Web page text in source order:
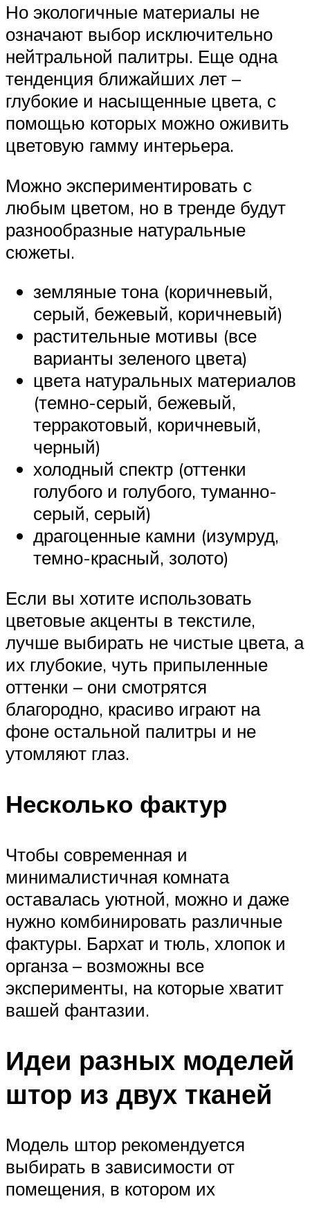
Но экологичные материалы не
означают выбор исключительно
нейтральной палитры. Еще одна
тенденция ближайших лет –
глубокие и насыщенные цвета, с
помощью которых можно оживить
цветовую гамму интерьера.
Можно экспериментировать с
любым цветом, но в тренде будут
разнообразные натуральные
сюжеты.
земляные тона (коричневый,
серый, бежевый, коричневый)
растительные мотивы (все
варианты зеленого цвета)
цвета натуральных материалов
(темно-серый, бежевый,
терракотовый, коричневый,
черный)
холодный спектр (оттенки
голубого и голубого, туманно-
серый, серый)
драгоценные камни (изумруд,
темно-красный, золото)
Если вы хотите использовать
цветовые акценты в текстиле,
лучше выбирать не чистые цвета, а
их глубокие, чуть припыленные
оттенки – они смотрятся
благородно, красиво играют на
фоне остальной палитры и не
утомляют глаз.
Несколько фактур
Чтобы современная и
минималистичная комната
оставалась уютной, можно и даже
нужно комбинировать различные
фактуры. Бархат и тюль, хлопок и
органза – возможны все
эксперименты, на которые хватит
вашей фантазии.
Идеи разных моделей
штор из двух тканей
Модель штор рекомендуется
выбирать в зависимости от
помещения, в котором их